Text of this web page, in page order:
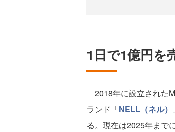
1日で1億円を
2018年に設立された
ランド「NELL（ネル）
る。現在は2025年まで